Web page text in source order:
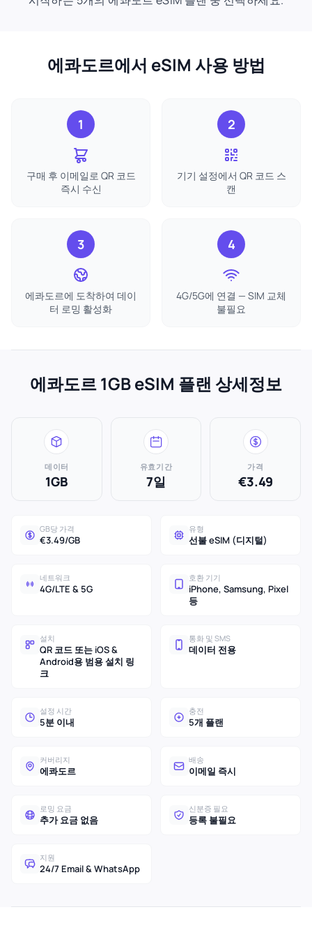
에콰도르에서 eSIM 사용 방법
1
구매 후 이메일로 QR 코드
즉시 수신
2
기기 설정에서 QR 코드 스
캔
3
에콰도르에 도착하여 데이
터 로밍 활성화
4
4G/5G에 연결 — SIM 교체
불필요
에콰도르 1GB eSIM 플랜 상세정보
데이터
1GB
유효기간
7일
가격
€3.49
GB당 가격
€3.49/GB
유형
선불 eSIM (디지털)
네트워크
4G/LTE & 5G
호환 기기
iPhone, Samsung, Pixel
등
설치
QR 코드 또는 iOS &
Android용 범용 설치 링
크
통화 및 SMS
데이터 전용
설정 시간
5분 이내
충전
5개 플랜
커버리지
에콰도르
배송
이메일 즉시
로밍 요금
추가 요금 없음
신분증 필요
등록 불필요
지원
24/7 Email & WhatsApp